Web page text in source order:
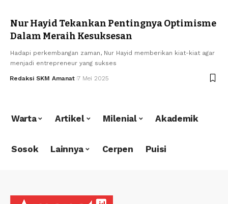
Nur Hayid Tekankan Pentingnya Optimisme
Dalam Meraih Kesuksesan
Hadapi perkembangan zaman, Nur Hayid memberikan kiat-kiat agar
menjadi entrepreneur yang sukses
Redaksi SKM Amanat 7 Mei 2025
Warta Artikel Milenial Akademik
Sosok Lainnya Cerpen Puisi